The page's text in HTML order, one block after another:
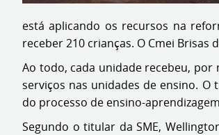
está aplicando os recursos na
receber 210 crianças. O Cmei
Ao todo, cada unidade recebeu, por
serviços nas unidades de ensino.
do processo de ensino-
Segundo o titular da SME,